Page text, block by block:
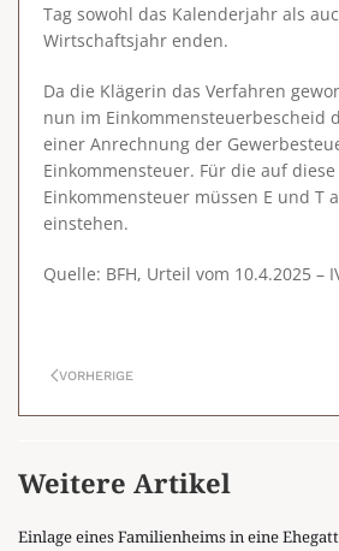
Tag sowohl das Kalenderjahr als
Wirtschaftsjahr enden.
Da die Klägerin das Verfahren
nun im Einkommensteuerbescheid
einer Anrechnung der
Einkommensteuer. Für die auf
Einkommensteuer müssen E und T
einstehen.
Quelle: BFH, Urteil vom 10.4.2025 –
VORHERIGE
Weitere Artikel
Einlage eines Familienheims in eine